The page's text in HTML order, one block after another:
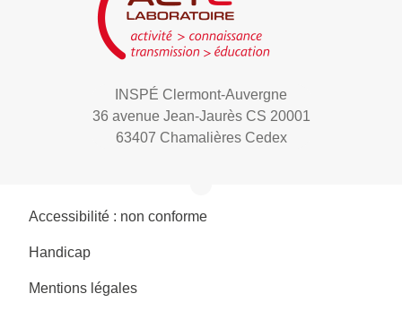
INSPÉ Clermont-Auvergne
36 avenue Jean-Jaurès CS 20001
63407 Chamalières Cedex
Accessibilité : non conforme
Handicap
Mentions légales